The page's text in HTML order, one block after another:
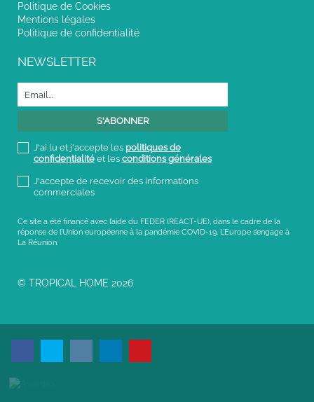
Politique de Cookies
Mentions légales
Politique de confidentialité
NEWSLETTER
J'ai lu et j'accepte les politiques de
confidentialitéet les conditions générales
J'accepte de recevoir des informations
commerciales
Ce site a été financé avec l’aide du FEDER (REACT-UE), dans le cadre de la
réponse de l’Union européenne à la pandémie COVID-19. L’Europe s’engage à
La Réunion.
© TROPICAL HOME 2026